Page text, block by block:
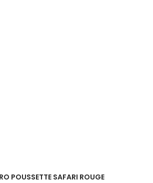
POUSSETTE SAFARI ROUGE